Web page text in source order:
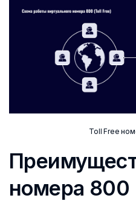
Toll Free
номера 800